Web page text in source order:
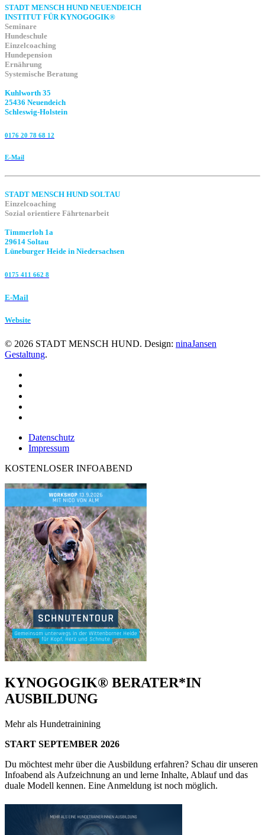
STADT MENSCH HUND NEUENDEICH
INSTITUT FÜR KYNOGOGIK®
Seminare
Hundeschule
Einzelcoaching
Hundepension
Ernährung
Systemische Beratung
Kuhlworth 35
25436 Neuendeich
Schleswig-Holstein
0176 20 78 68 12
E-Mail
STADT MENSCH HUND SOLTAU
Einzelcoaching
Sozial orientiere Fährtenarbeit
Timmerloh 1a
29614 Soltau
Lüneburger Heide in Niedersachsen
0175 411 662 8‬
E-Mail
Website
© 2026 STADT MENSCH HUND. Design: ninaJansen
Gestaltung.
Datenschutz
Impressum
KOSTENLOSER INFOABEND
KYNOGOGIK® BERATER*IN
AUSBILDUNG
Mehr als Hundetrainining
START SEPTEMBER 2026
Du möchtest mehr über die Ausbildung erfahren? Schau dir unseren
Infoabend als Aufzeichnung an und lerne Inhalte, Ablauf und das
duale Modell kennen. Eine Anmeldung ist noch möglich.